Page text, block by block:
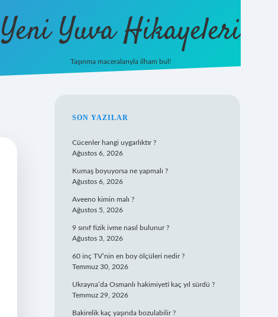
Yeni Yuva Hikayeleri
Taşınma maceralarıyla ilham bul!
SIDEBAR
SON YAZILAR
Cücenler hangi uygarlıktır ?
Ağustos 6, 2026
Kumaş boyuyorsa ne yapmalı ?
Ağustos 6, 2026
Aveeno kimin malı ?
Ağustos 5, 2026
9 sınıf fizik ivme nasıl bulunur ?
Ağustos 3, 2026
60 inç TV’nin en boy ölçüleri nedir ?
Temmuz 30, 2026
Ukrayna’da Osmanlı hakimiyeti kaç yıl sürdü ?
Temmuz 29, 2026
Bakirelik kaç yaşında bozulabilir ?